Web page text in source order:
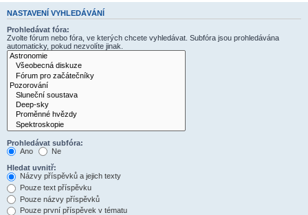
NASTAVENÍ VYHLEDÁVÁNÍ
Prohledávat fóra:
Zvolte fórum nebo fóra, ve kterých chcete vyhledávat. Subfóra jsou prohledávána
automaticky, pokud nezvolíte jinak.
Prohledávat subfóra:
Ano
Ne
Hledat uvnitř:
Názvy příspěvků a jejich texty
Pouze text příspěvku
Pouze názvy příspěvků
Pouze první příspěvek v tématu